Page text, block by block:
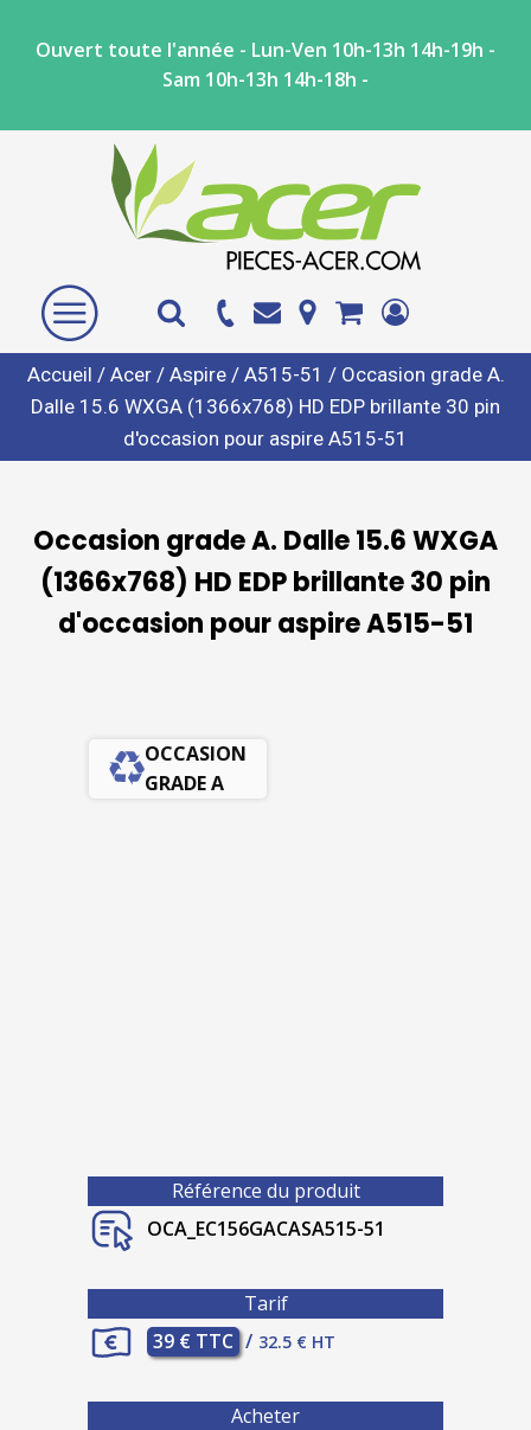
Ouvert toute l'année - Lun-Ven 10h-13h 14h-19h -
Sam 10h-13h 14h-18h -
Accueil / Acer/ Aspire/ A515-51 / Occasion grade A.
Dalle 15.6 WXGA (1366x768) HD EDP brillante 30 pin
d'occasion pour aspire A515-51
Occasion grade A. Dalle 15.6 WXGA
(1366x768) HD EDP brillante 30 pin
d'occasion pour aspire A515-51
OCCASION
GRADE A
Référence du produit
OCA_EC156GACASA515-51
Tarif
39 € TTC / 32.5 € HT
Acheter